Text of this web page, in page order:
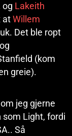
og Lakeith
atWillem
Det ble ropt
(kom
greie).
jeg gjerne
som Light, fordi
Så